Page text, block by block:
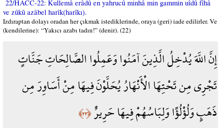
22/HACC-22: Kullemâ erâdû en yahrucû minhâ min gammin uîdû fîhâ
ve zûkû azâbel harîk(harîkı).
Izdıraptan dolayı oradan her çıkmak istediklerinde, oraya (geri) iade edilirler. Ve
(kendilerine): “Yakıcı azabı tadın!” (denir). (22)
إِنَّ اللَّهَ يُدْخِلُ الَّذِينَ آمَنُوا وَعَمِلُوا الصَّالِحَاتِ جَنَّاتٍ
تَجْرِي مِن تَحْتِهَا الْأَنْهَارُ يُحَلَّوْنَ فِيهَا مِنْ أَسَاوِرَ مِن
ذَهَبٍ وَلُؤْلُؤًا وَلِبَاسُهُمْ فِيهَا حَرِيرٌ﴿٢٣﴾